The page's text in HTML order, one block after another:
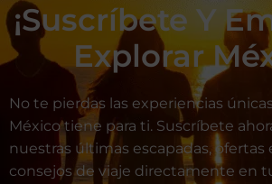
¡Suscríbete Y
Explorar
No te pierdas las experiencias
México tiene para ti. Suscríbete
nuestras últimas escapadas, ofertas
consejos de viaje directamente en